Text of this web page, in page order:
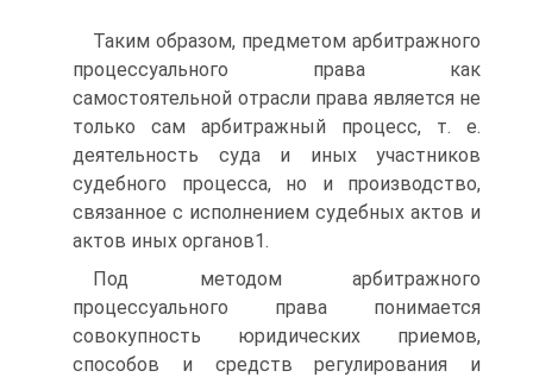
Таким образом, предметом арбитражного
процессуального права как
самостоятельной отрасли права является не
только сам арбитражный процесс, т. е.
деятельность суда и иных участников
судебного процесса, но и производство,
связанное с исполнением судебных актов и
актов иных органов1.
Под методом арбитражного
процессуального права понимается
совокупность юридических приемов,
способов и средств регулирования и